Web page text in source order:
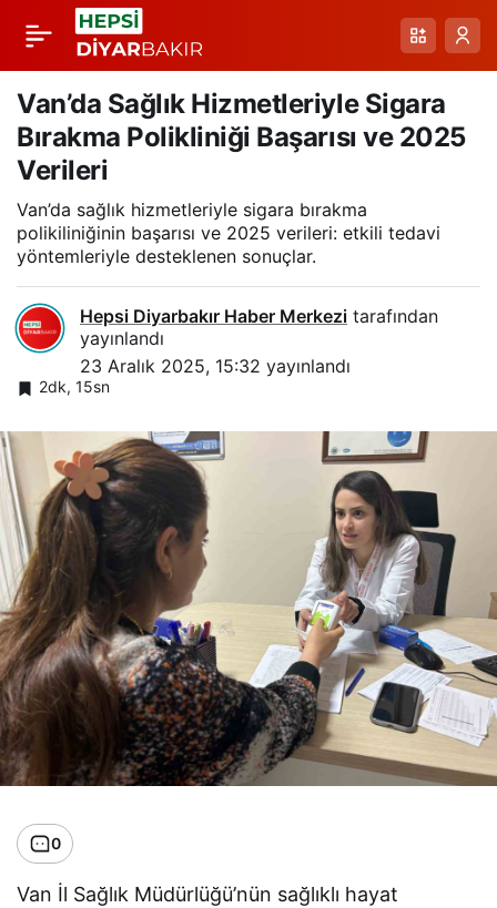
Van’da Sağlık Hizmetleriyle Sigara
Bırakma Polikliniği Başarısı ve 2025
Verileri
Van’da sağlık hizmetleriyle sigara bırakma
polikiliniğinin başarısı ve 2025 verileri: etkili tedavi
yöntemleriyle desteklenen sonuçlar.
Hepsi Diyarbakır Haber Merkezi tarafından
yayınlandı
23 Aralık 2025, 15:32 yayınlandı
2dk, 15sn
0
Van İl Sağlık Müdürlüğü’nün sağlıklı hayat
Malatya’da Büyük
Tümörle Mücadele:
Böbrek ve Böbrek
Üstü Bezi Ameliyatıyla
2,2 Kilogramlik Başarı
Paylaş